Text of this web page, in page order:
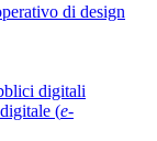
di design
digitali
(e-